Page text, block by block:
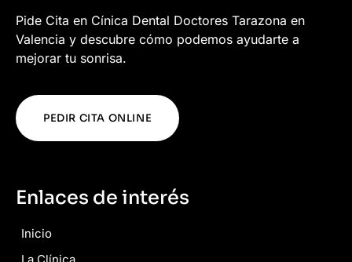
Pide Cita en Cínica Dental Doctores Tarazona en
Valencia y descubre cómo podemos ayudarte a
mejorar tu sonrisa.
PEDIR CITA ONLINE
Enlaces de interés
Inicio